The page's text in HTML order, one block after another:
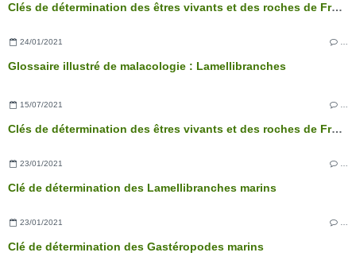
Clés de détermination des êtres vivants et des roches de France - 3ème édition
24/01/2021
Glossaire illustré de malacologie : Lamellibranches
15/07/2021 …
Clés de détermination des êtres vivants et des roches de France - 3ème édition
23/01/2021
Clé de détermination des Lamellibranches marins
23/01/2021
Clé de détermination des Gastéropodes marins